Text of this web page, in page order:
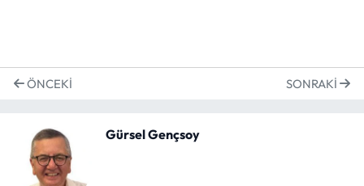
ÖNCEKI SONRAKI
Gürsel Gençsoy